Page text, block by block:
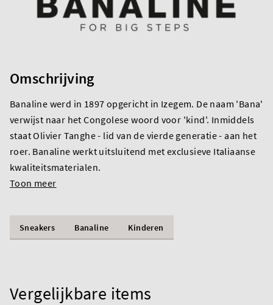
Omschrijving
Banaline werd in 1897 opgericht in Izegem. De naam 'Bana'
verwijst naar het Congolese woord voor 'kind'. Inmiddels
staat Olivier Tanghe - lid van de vierde generatie - aan het
roer. Banaline werkt uitsluitend met exclusieve Italiaanse
kwaliteitsmaterialen.
Toon meer
Sneakers Banaline Kinderen
Vergelijkbare items